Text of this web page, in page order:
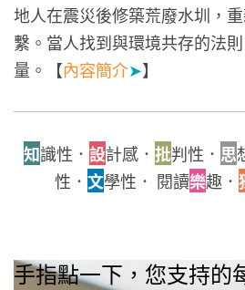
地人在震災後修築荒廢水圳，
繫。當人找到與環境共存的法
量。【內容簡介➤】
知識性． 設計感． 批判性． 思
性． 文學性． 閱讀樂趣．
手指點一下，您支持的